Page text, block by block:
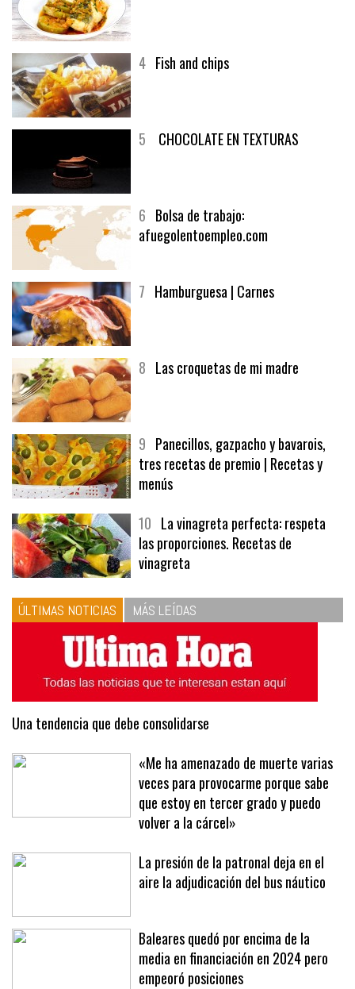
4 Fish and chips
5 CHOCOLATE EN TEXTURAS
6 Bolsa de trabajo:
afuegolentoempleo.com
7 Hamburguesa | Carnes
8 Las croquetas de mi madre
9 Panecillos, gazpacho y bavarois,
tres recetas de premio | Recetas y
menús
10 La vinagreta perfecta: respeta
las proporciones. Recetas de
vinagreta
ÚLTIMAS NOTICIAS MÁS LEÍDAS
Una tendencia que debe consolidarse
«Me ha amenazado de muerte varias
veces para provocarme porque sabe
que estoy en tercer grado y puedo
volver a la cárcel»
La presión de la patronal deja en el
aire la adjudicación del bus náutico
Baleares quedó por encima de la
media en financiación en 2024 pero
empeoró posiciones